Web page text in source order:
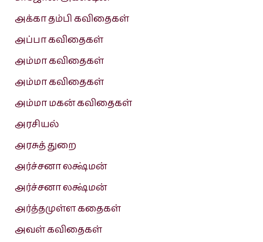
அக்கா தம்பி கவிதைகள்
அப்பா கவிதைகள்
அம்மா கவிதைகள்
அம்மா கவிதைகள்
அம்மா மகன் கவிதைகள்
அரசியல்
அரசுத் துறை
அர்ச்சனா லக்ஷ்மன்
அர்ச்சனா லக்ஷ்மன்
அர்த்தமுள்ள கதைகள்
அவள் கவிதைகள்